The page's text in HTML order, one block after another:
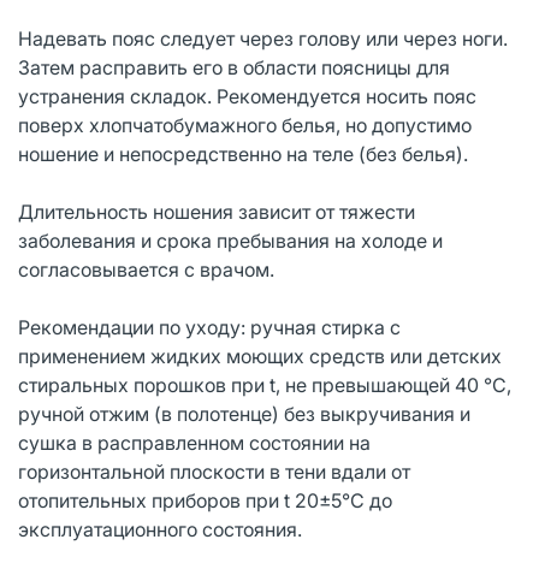
Надевать пояс следует через голову или через ноги.
Затем расправить его в области поясницы для
устранения складок. Рекомендуется носить пояс
поверх хлопчатобумажного белья, но допустимо
ношение и непосредственно на теле (без белья).
Длительность ношения зависит от тяжести
заболевания и срока пребывания на холоде и
согласовывается с врачом.
Рекомендации по уходу: ручная стирка с
применением жидких моющих средств или детских
стиральных порошков при t, не превышающей 40 °C,
ручной отжим (в полотенце) без выкручивания и
сушка в расправленном состоянии на
горизонтальной плоскости в тени вдали от
отопительных приборов при t 20±5°C до
эксплуатационного состояния.